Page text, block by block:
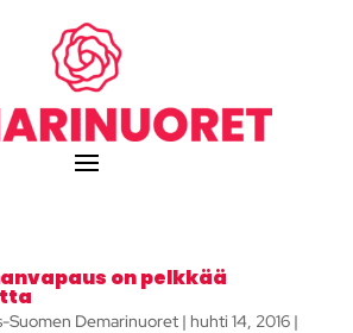
on pelkkää
Suomen Demarinuoret| huhti 14, 2016|